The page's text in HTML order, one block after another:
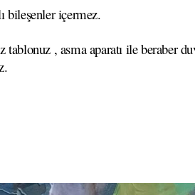
bileşenler içermez.
tablonuz , asma aparatı ile beraber